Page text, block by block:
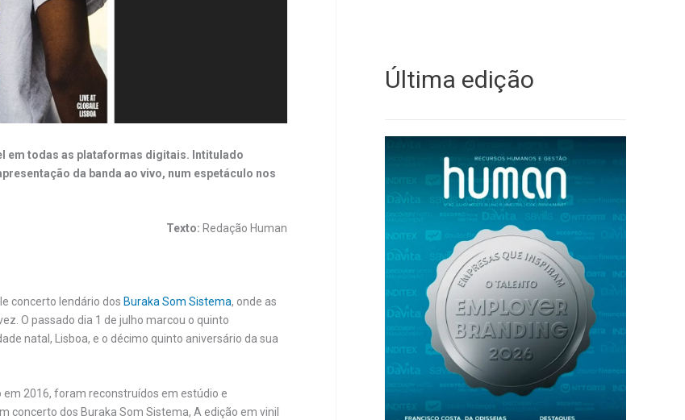
em todas as plataformas digitais. Intitulado
da banda ao vivo, num espetáculo nos
Texto: Redação Human
concerto lendário dos Buraka Som Sistema, onde as
O passado dia 1 de julho marcou o quinto
natal, Lisboa, e o décimo quinto aniversário da sua
em 2016, foram reconstruídos em estúdio e
concerto dos Buraka Som Sistema, A edição em vinil
Última edição